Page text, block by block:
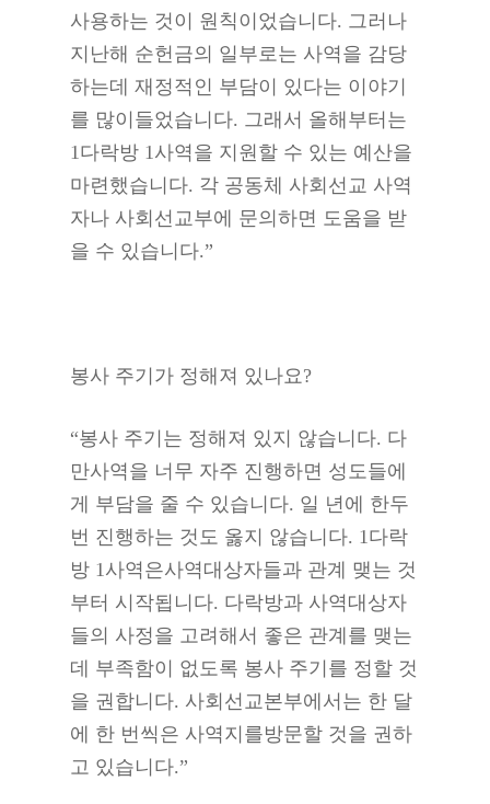
사용하는 것이 원칙이었습니다. 그러나
지난해 순헌금의 일부로는 사역을 감당
하는데 재정적인 부담이 있다는 이야기
를 많이들었습니다. 그래서 올해부터는
1다락방 1사역을 지원할 수 있는 예산을
마련했습니다. 각 공동체 사회선교 사역
자나 사회선교부에 문의하면 도움을 받
을 수 있습니다.”
봉사 주기가 정해져 있나요?
“봉사 주기는 정해져 있지 않습니다. 다
만사역을 너무 자주 진행하면 성도들에
게 부담을 줄 수 있습니다. 일 년에 한두
번 진행하는 것도 옳지 않습니다. 1다락
방 1사역은사역대상자들과 관계 맺는 것
부터 시작됩니다. 다락방과 사역대상자
들의 사정을 고려해서 좋은 관계를 맺는
데 부족함이 없도록 봉사 주기를 정할 것
을 권합니다. 사회선교본부에서는 한 달
에 한 번씩은 사역지를방문할 것을 권하
고 있습니다.”